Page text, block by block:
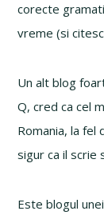
corecte
vreme (si
Un alt blog
Q, cred ca cel
Romania, la
sigur ca il scrie
Este blogul